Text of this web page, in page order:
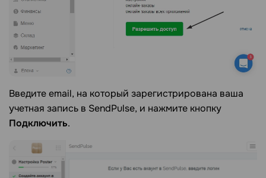
Введите email, на который зарегистрирована ваша
учетная запись в SendPulse, и нажмите кнопку
Подключить.